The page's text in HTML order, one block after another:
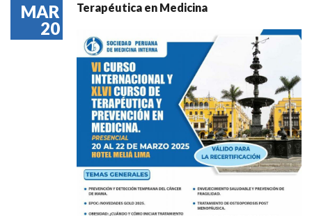
MAR
20
Terapéutica en Medicina